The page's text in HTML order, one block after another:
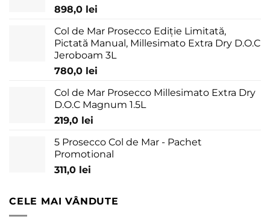
898,0 lei
Col de Mar Prosecco Ediție Limitată,
Pictată Manual, Millesimato Extra Dry D.O.C
Jeroboam 3L
780,0 lei
Col de Mar Prosecco Millesimato Extra Dry
D.O.C Magnum 1.5L
219,0 lei
5 Prosecco Col de Mar - Pachet
Promotional
311,0 lei
CELE MAI VÂNDUTE